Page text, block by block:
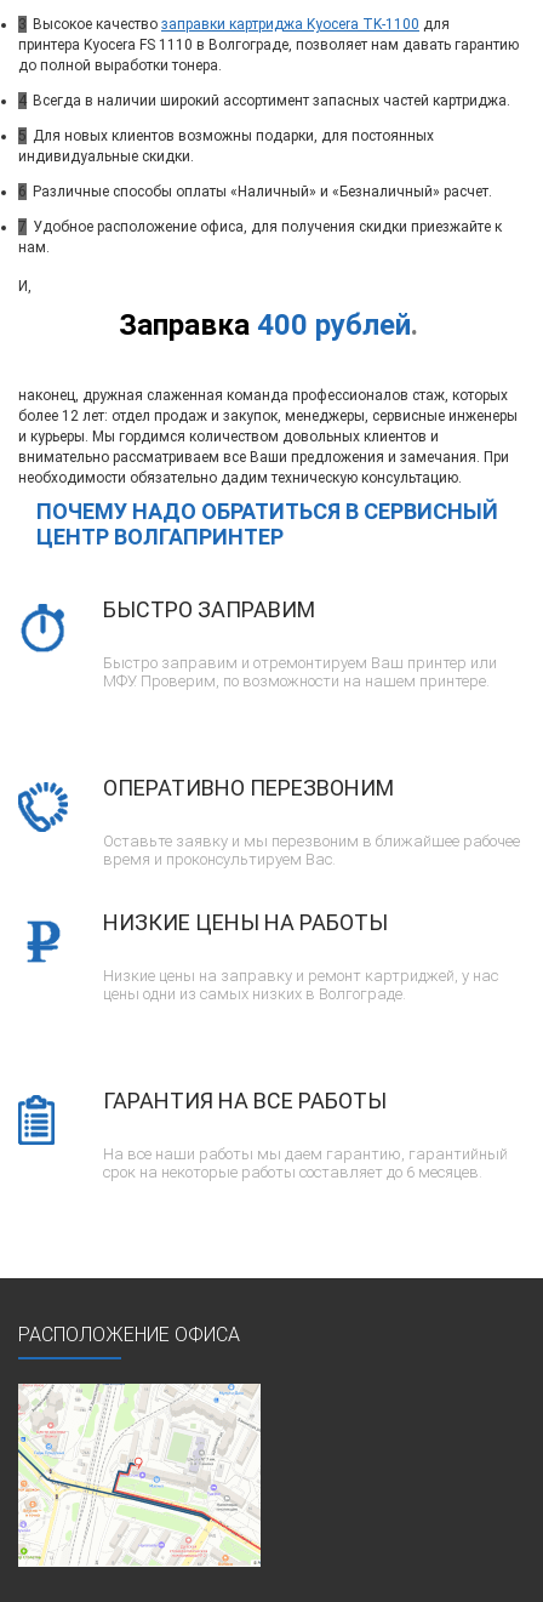
3 Высокое качество заправки картриджа Kyocera TK-1100 для
принтера Kyocera FS 1110 в Волгограде, позволяет нам давать гарантию
до полной выработки тонера.
4 Всегда в наличии широкий ассортимент запасных частей картриджа.
5 Для новых клиентов возможны подарки, для постоянных
индивидуальные скидки.
6 Различные способы оплаты «Наличный» и «Безналичный» расчет.
7 Удобное расположение офиса, для получения скидки приезжайте к
нам.
Заправка 400 рублей.
И,
наконец, дружная слаженная команда профессионалов стаж, которых
более 12 лет: отдел продаж и закупок, менеджеры, сервисные инженеры
и курьеры. Мы гордимся количеством довольных клиентов и
внимательно рассматриваем все Ваши предложения и замечания. При
необходимости обязательно дадим техническую консультацию.
ПОЧЕМУ НАДО ОБРАТИТЬСЯ В СЕРВИСНЫЙ
ЦЕНТР ВОЛГАПРИНТЕР
БЫСТРО ЗАПРАВИМ
Быстро заправим и отремонтируем Ваш принтер или
МФУ. Проверим, по возможности на нашем принтере.
ОПЕРАТИВНО ПЕРЕЗВОНИМ
Оставьте заявку и мы перезвоним в ближайшее рабочее
время и проконсультируем Вас.
НИЗКИЕ ЦЕНЫ НА РАБОТЫ
Низкие цены на заправку и ремонт картриджей, у нас
цены одни из самых низких в Волгограде.
ГАРАНТИЯ НА ВСЕ РАБОТЫ
На все наши работы мы даем гарантию, гарантийный
срок на некоторые работы составляет до 6 месяцев.
РАСПОЛОЖЕНИЕ ОФИСА